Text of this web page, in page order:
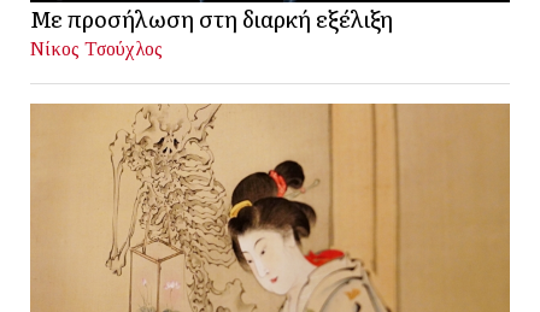
Με προσήλωση στη διαρκή εξέλιξη
Νίκος Τσούχλος